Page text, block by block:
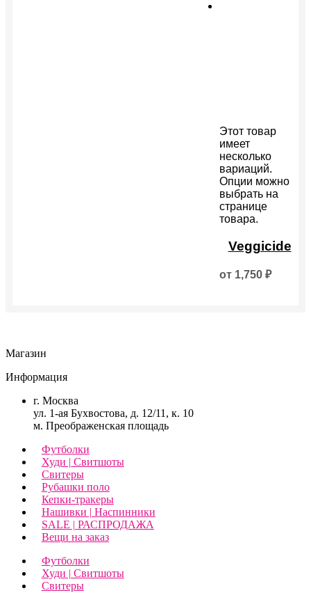
Этот товар
имеет
несколько
вариаций.
Опции можно
выбрать на
странице
товара.
Veggicide
от 1,750 ₽
Магазин
Информация
г. Москва
ул. 1-ая Бухвостова, д. 12/11, к. 10
м. Преображенская площадь
Футболки
Худи | Свитшоты
Свитеры
Рубашки поло
Кепки-тракеры
Нашивки | Наспинники
SALE | РАСПРОДАЖА
Вещи на заказ
Футболки
Худи | Свитшоты
Свитеры